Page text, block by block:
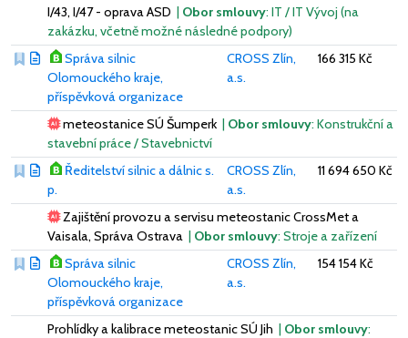
I/43, I/47 - oprava ASD | Obor smlouvy: IT / IT Vývoj (na
zakázku, včetně možné následné podpory)
Správa silnic
Olomouckého kraje,
příspěvková organizace
CROSS Zlín,
a.s.
166 315 Kč
meteostanice SÚ Šumperk | Obor smlouvy: Konstrukční a
stavební práce / Stavebnictví
Ředitelství silnic a dálnic s.
p.
CROSS Zlín,
a.s.
11 694 650 Kč
Zajištění provozu a servisu meteostanic CrossMet a
Vaisala, Správa Ostrava | Obor smlouvy: Stroje a zařízení
Správa silnic
Olomouckého kraje,
příspěvková organizace
CROSS Zlín,
a.s.
154 154 Kč
Prohlídky a kalibrace meteostanic SÚ Jih | Obor smlouvy: